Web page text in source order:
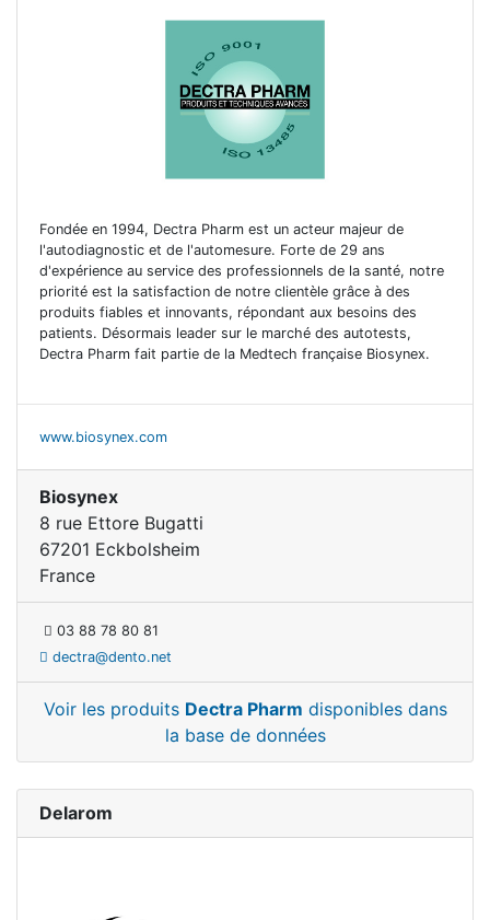
Fondée en 1994, Dectra Pharm est un acteur majeur de
l'autodiagnostic et de l'automesure. Forte de 29 ans
d'expérience au service des professionnels de la santé, notre
priorité est la satisfaction de notre clientèle grâce à des
produits fiables et innovants, répondant aux besoins des
patients. Désormais leader sur le marché des autotests,
Dectra Pharm fait partie de la Medtech française Biosynex.
www.biosynex.com
Biosynex
8 rue Ettore Bugatti
67201 Eckbolsheim
France
03 88 78 80 81
dectra@dento.net
Voir les produits Dectra Pharm disponibles dans
la base de données
Delarom